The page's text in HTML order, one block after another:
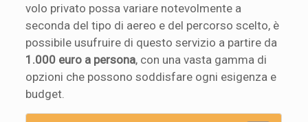
volo privato possa variare notevolmente a
seconda del tipo di aereo e del percorso scelto, è
possibile usufruire di questo servizio a partire da
1.000 euro a persona, con una vasta gamma di
opzioni che possono soddisfare ogni esigenza e
budget.